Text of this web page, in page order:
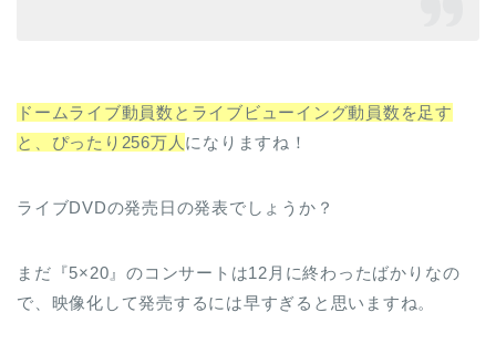
ドームライブ動員数とライブビューイング動員数を足す
と、ぴったり256万人 になりますね！
ライブDVDの発売日の発表でしょうか？
まだ『5×20』のコンサートは12月に終わったばかりなの
で、映像化して発売するには早すぎると思いますね。